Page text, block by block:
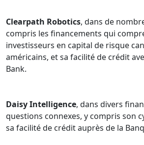
Clearpath Robotics, dans de
compris les financements qui
investisseurs en capital de risque
américains, et sa facilité de crédit
Bank.
Daisy Intelligence, dans divers
questions connexes, y compris son
sa facilité de crédit auprès de la